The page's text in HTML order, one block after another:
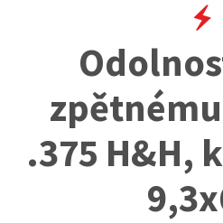
.375 H&H,